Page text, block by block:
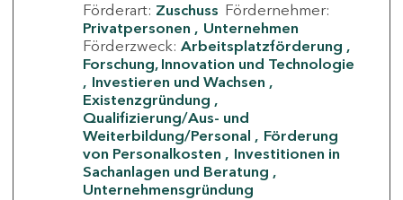
Förderart: Zuschuss Fördernehmer:
Privatpersonen
Unternehmen
Förderzweck: Arbeitsplatzförderung
Forschung, Innovation und Technologie
Investieren und Wachsen
Existenzgründung
Qualifizierung/Aus- und
Weiterbildung/Personal
Förderung
von Personalkosten
Investitionen in
Sachanlagen und Beratung
Unternehmensgründung